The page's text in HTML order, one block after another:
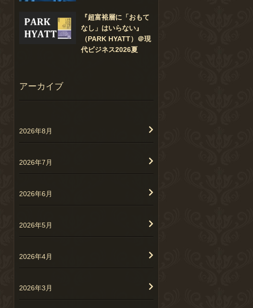
『超富裕層に「おもて
なし」はいらない』
（PARK HYATT）＠現
代ビジネス2026夏
アーカイブ
2026年8月
2026年7月
2026年6月
2026年5月
2026年4月
2026年3月